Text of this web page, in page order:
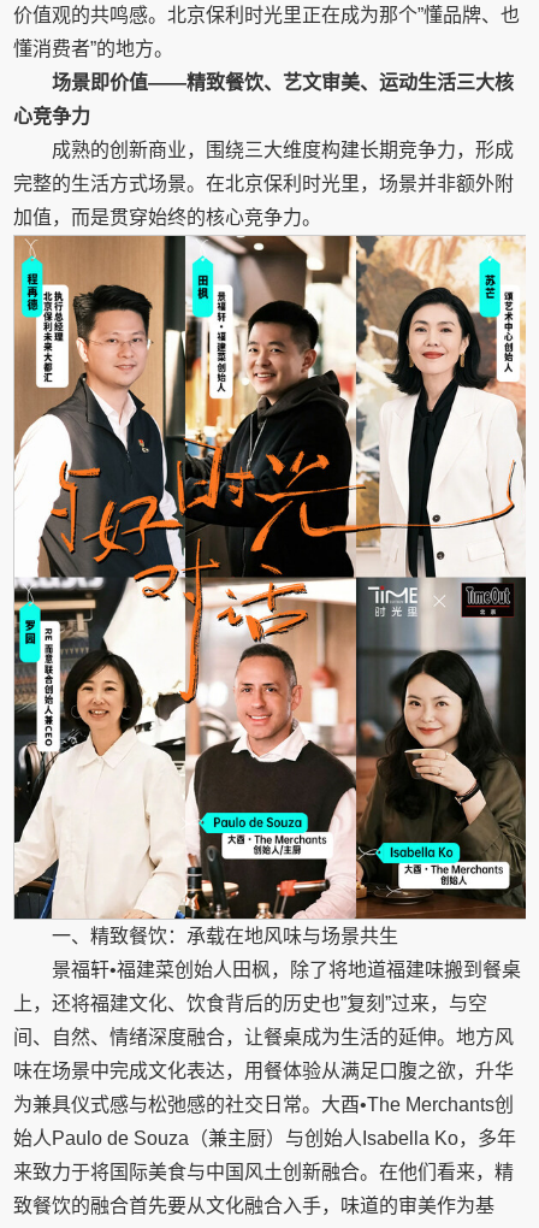
价值观的共鸣感。北京保利时光里正在成为那个”懂品牌、也
懂消费者”的地方。
场景即价值——精致餐饮、艺文审美、运动生活三大核
心竞争力
成熟的创新商业，围绕三大维度构建长期竞争力，形成
完整的生活方式场景。在北京保利时光里，场景并非额外附
加值，而是贯穿始终的核心竞争力。
一、精致餐饮：承载在地风味与场景共生
景福轩•福建菜创始人田枫，除了将地道福建味搬到餐桌
上，还将福建文化、饮食背后的历史也”复刻”过来，与空
间、自然、情绪深度融合，让餐桌成为生活的延伸。地方风
味在场景中完成文化表达，用餐体验从满足口腹之欲，升华
为兼具仪式感与松弛感的社交日常。大酉•The Merchants创
始人Paulo de Souza（兼主厨）与创始人Isabella Ko，多年
来致力于将国际美食与中国风土创新融合。在他们看来，精
致餐饮的融合首先要从文化融合入手，味道的审美作为基